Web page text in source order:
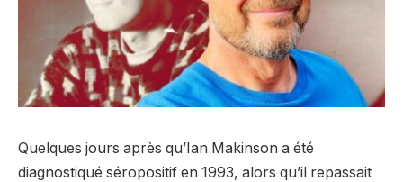
Quelques jours après qu’Ian Makinson a été
diagnostiqué séropositif en 1993, alors qu’il repassait